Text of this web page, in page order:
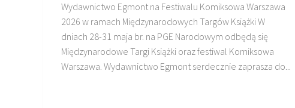
Wydawnictwo Egmont na Festiwalu Komiksowa Warszawa
2026 w ramach Międzynarodowych Targów Książki W
dniach 28-31 maja br. na PGE Narodowym odbędą się
Międzynarodowe Targi Książki oraz festiwal Komiksowa
Warszawa. Wydawnictwo Egmont serdecznie zaprasza do...